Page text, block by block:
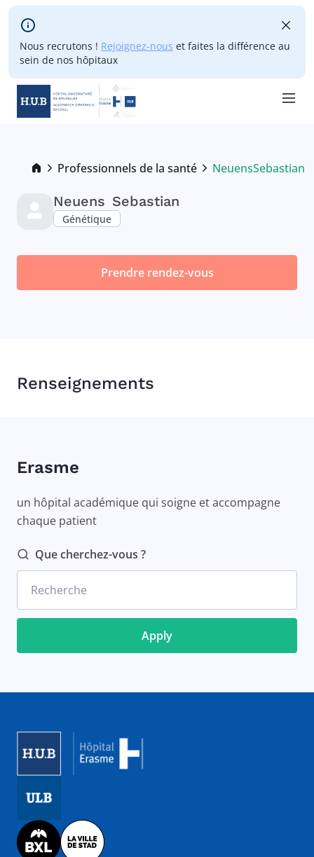
Skip to main content
Nous recrutons ! Rejoignez-nous et faites la différence au
sein de nos hôpitaux
Breadcrumb
Professionnels de la santé
Current:
NeuensSebastian
Neuens Sebastian
Génétique
Prendre rendez-vous
Renseignements
Erasme
un hôpital académique qui soigne et accompagne
chaque patient
Que cherchez-vous ?
Recherche
Image